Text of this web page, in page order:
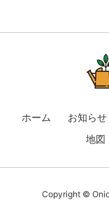
ホーム お知らせ
地図
Copyright ©